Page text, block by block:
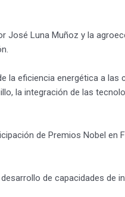
José Luna Muñoz y la
eficiencia energética a las
la integración de las
de Premios Nobel en
de capacidades de